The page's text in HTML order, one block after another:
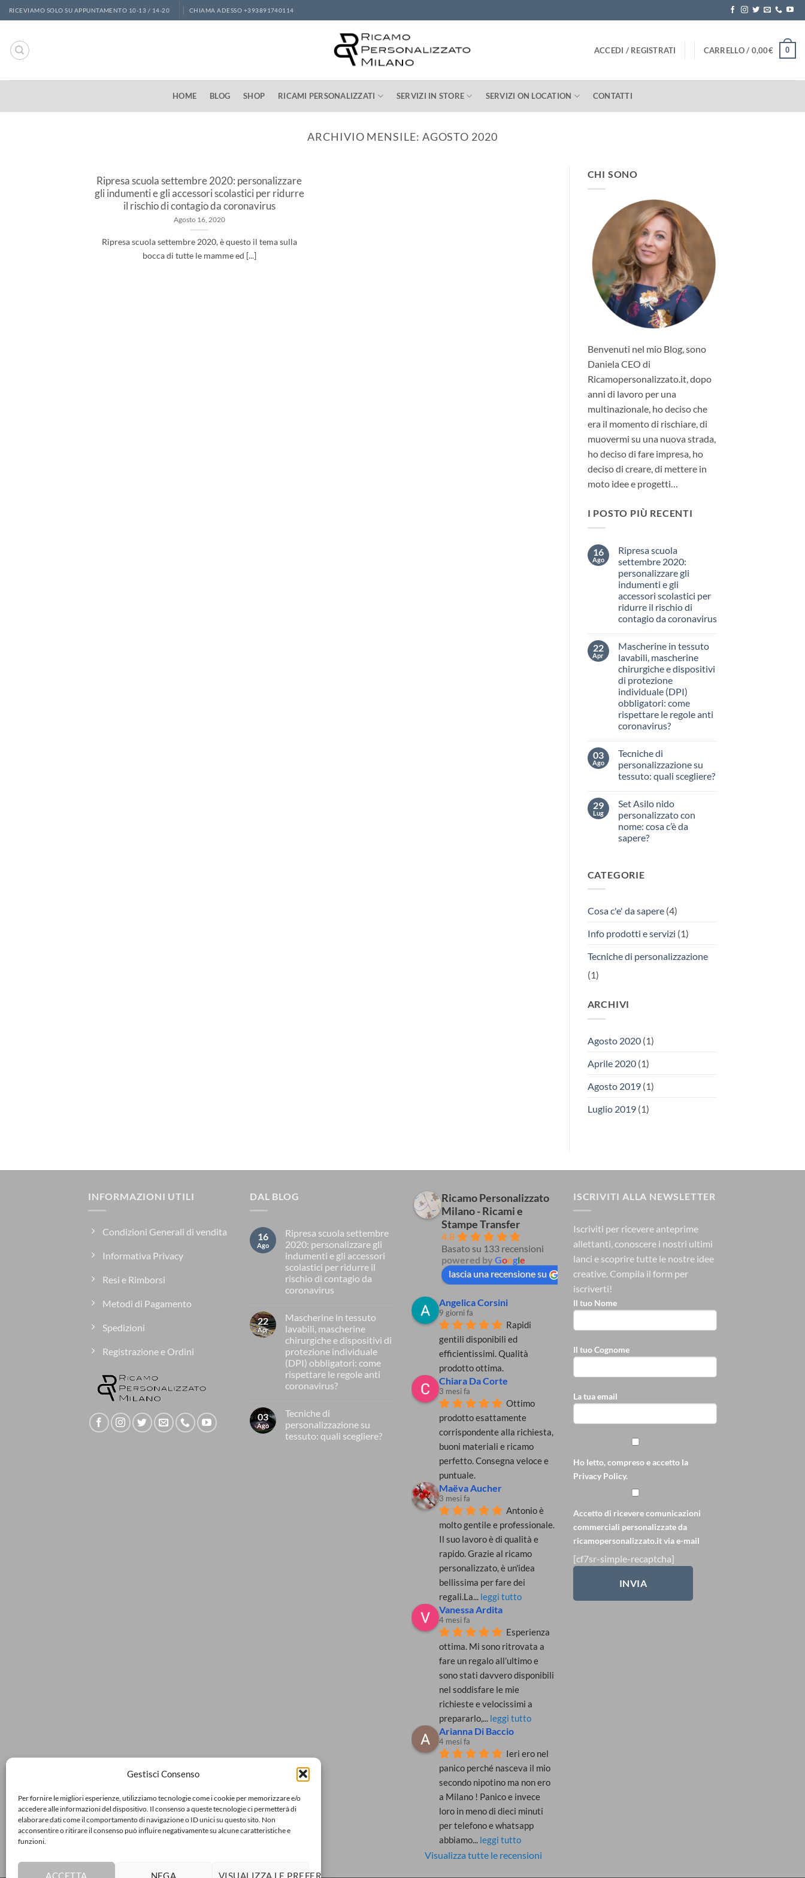
Gestisci Consenso
Per fornire le migliori esperienze, utilizziamo tecnologie come i cookie per memorizzare e/o
accedere alle informazioni del dispositivo. Il consenso a queste tecnologie ci permetterà di
elaborare dati come il comportamento di navigazione o ID unici su questo sito. Non
acconsentire o ritirare il consenso può influire negativamente su alcune caratteristiche e
funzioni.
ACCETTA NEGA VISUALIZZA LE PREFERENZE
Salta
ai
RICEVIAMO SOLO SU APPUNTAMENTO 10-13 / 14-20 CHIAMA ADESSO +393891740114
ACCEDI / REGISTRATI CARRELLO / 0,00€ 0
HOME BLOG SHOP RICAMI PERSONALIZZATI SERVIZI IN STORE SERVIZI ON LOCATION CONTATTI
ARCHIVIO MENSILE: AGOSTO 2020
Ripresa scuola settembre 2020: personalizzare
gli indumenti e gli accessori scolastici per ridurre
il rischio di contagio da coronavirus
Agosto 16, 2020
Ripresa scuola settembre 2020, è questo il tema sulla
bocca di tutte le mamme ed [...]
CHI SONO
Benvenuti nel mio Blog, sono
Daniela CEO di
Ricamopersonalizzato.it, dopo
anni di lavoro per una
multinazionale, ho deciso che
era il momento di rischiare, di
muovermi su una nuova strada,
ho deciso di fare impresa, ho
deciso di creare, di mettere in
moto idee e progetti…
I POSTO PIÙ RECENTI
16
Ago
Ripresa scuola
settembre 2020:
personalizzare gli
indumenti e gli
accessori scolastici per
ridurre il rischio di
contagio da coronavirus
su
Ripresa
scuola
settembre
2020:
personalizzare
gli
indumenti
e
gli
accessori
scolastici
rischio
di
contagio
22
Apr
Mascherine in tessuto
lavabili, mascherine
chirurgiche e dispositivi
di protezione
individuale (DPI)
obbligatori: come
rispettare le regole anti
coronavirus?
su
in
tessuto
chirurgiche
e
dispositivi
di
protezione
individuale
le
03
Ago
Tecniche di
personalizzazione su
tessuto: quali scegliere?
su
di
personalizzazione
tessuto:
29
Lug
Set Asilo nido
personalizzato con
nome: cosa c’è da
sapere?
Set
Asilo
nome:
da
CATEGORIE
Cosa c'e' da sapere(4)
Info prodotti e servizi (1)
Tecniche di personalizzazione
(1)
ARCHIVI
Agosto 2020(1)
Aprile 2020(1)
Agosto 2019(1)
Luglio 2019(1)
INFORMAZIONI UTILI
Condizioni Generali di vendita
Informativa Privacy
Resi e Rimborsi
Metodi di Pagamento
Spedizioni
Registrazione e Ordini
DAL BLOG
16
Ago
Ripresa scuola settembre
2020: personalizzare gli
indumenti e gli accessori
scolastici per ridurre il
rischio di contagio da
coronavirus
su
Ripresa
scuola
settembre
personalizzare
gli
indumenti
e
gli
per
ridurre
il
rischio
di
22
Apr
Mascherine in tessuto
lavabili, mascherine
chirurgiche e dispositivi di
protezione individuale
(DPI) obbligatori: come
rispettare le regole anti
coronavirus?
su
in
tessuto
03
Ago
Tecniche di
personalizzazione su
tessuto: quali scegliere?
Ricamo Personalizzato
Milano - Ricami e
Stampe Transfer
4.8
Basato su 133 recensioni
powered by Google
lascia una recensione su
Angelica Corsini
9 giorni fa
Rapidi
gentili disponibili ed
efficientissimi. Qualità
prodotto ottima.
Chiara Da Corte
3 mesi fa
Ottimo
prodotto esattamente
corrispondente alla richiesta,
buoni materiali e ricamo
perfetto. Consegna veloce e
puntuale.
Maëva Aucher
3 mesi fa
Antonio è
molto gentile e professionale.
Il suo lavoro è di qualità e
rapido. Grazie al ricamo
personalizzato, è un'idea
bellissima per fare dei
regali.La... leggi tutto
Vanessa Ardita
4 mesi fa
Esperienza
ottima. Mi sono ritrovata a
fare un regalo all’ultimo e
sono stati davvero disponibili
nel soddisfare le mie
richieste e velocissimi a
prepararlo,... leggi tutto
Arianna Di Baccio
4 mesi fa
Ieri ero nel
panico perché nasceva il mio
secondo nipotino ma non ero
a Milano ! Panico e invece
loro in meno di dieci minuti
per telefono e whatsapp
abbiamo... leggi tutto
Visualizza tutte le recensioni
ISCRIVITI ALLA NEWSLETTER
Iscriviti per ricevere anteprime
allettanti, conoscere i nostri ultimi
lanci e scoprire tutte le nostre idee
creative. Compila il form per
iscriverti!
Il tuo Nome
Il tuo Cognome
La tua email
Ho letto, compreso e accetto la
Privacy Policy.
Accetto di ricevere comunicazioni
commerciali personalizzate da
ricamopersonalizzato.it via e-mail
[cf7sr-simple-recaptcha]